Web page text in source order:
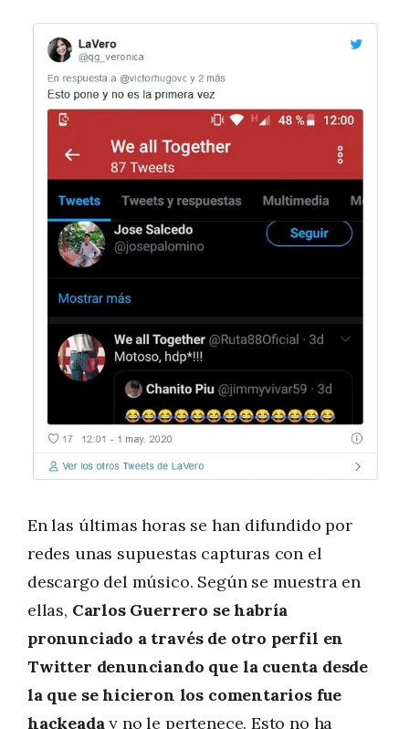
En las últimas horas se han difundido por
redes unas supuestas capturas con el
descargo del músico. Según se muestra en
ellas, Carlos Guerrero se habría
pronunciado a través de otro perfil en
Twitter denunciando que la cuenta desde
la que se hicieron los comentarios fue
hackeaday no le pertenece. Esto no ha